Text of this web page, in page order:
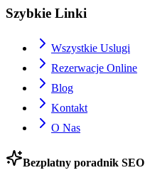
Szybkie Linki
Wszystkie Uslugi
Rezerwacje Online
Blog
Kontakt
O Nas
Bezplatny poradnik SEO